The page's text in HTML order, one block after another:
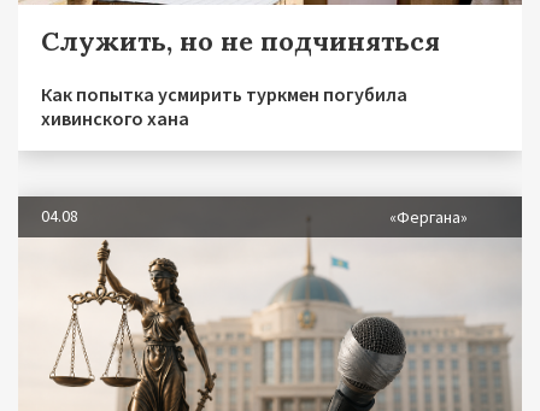
Служить, но не подчиняться
Как попытка усмирить туркмен погубила
хивинского хана
04.08 «Фергана»